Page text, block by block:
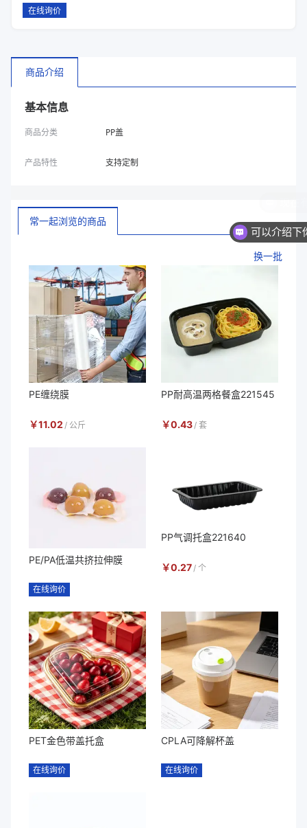
在线询价
商品介绍
基本信息
商品分类 PP盖
产品特性 支持定制
常一起浏览的商品
换一批
PE缠绕膜
￥11.02 / 公斤
PP耐高温两格餐盒221545
￥0.43/ 套
PE/PA低温共挤拉伸膜
在线询价
PP气调托盒221640
￥0.27/ 个
PET金色带盖托盒
在线询价
CPLA可降解杯盖
在线询价